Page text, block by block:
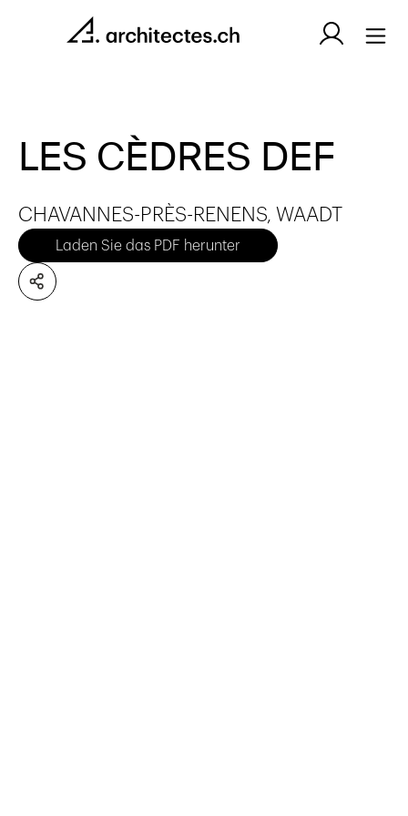
LES CÈDRES DEF
CHAVANNES-PRÈS-RENENS, WAADT
Laden Sie das PDF herunter